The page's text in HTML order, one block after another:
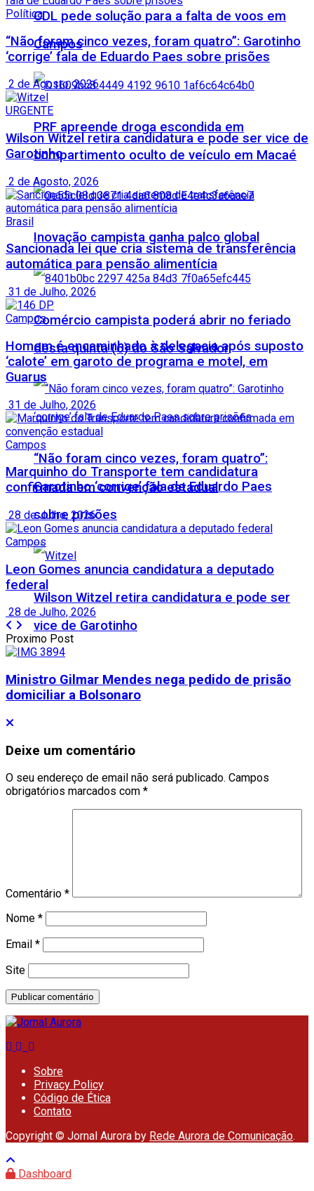
CDL pede solução para a falta de voos em
Campos
PRF apreende droga escondida em
compartimento oculto de veículo em Macaé
Inovação campista ganha palco global
Comércio campista poderá abrir no feriado
desta quinta (6) do São Salvador
“Não foram cinco vezes, foram quatro”:
Garotinho ‘corrige’ fala de Eduardo Paes
sobre prisões
Wilson Witzel retira candidatura e pode ser
vice de Garotinho
Política
“Não foram cinco vezes, foram quatro”: Garotinho
‘corrige’ fala de Eduardo Paes sobre prisões
2 de Agosto, 2026
URGENTE
Wilson Witzel retira candidatura e pode ser vice de
Garotinho
2 de Agosto, 2026
Brasil
Sancionada lei que cria sistema de transferência
automática para pensão alimentícia
31 de Julho, 2026
Campos
Homem é encaminhado à delegacia após suposto
‘calote’ em garoto de programa e motel, em
Guarus
31 de Julho, 2026
Campos
Marquinho do Transporte tem candidatura
confirmada em convenção estadual
28 de Julho, 2026
Campos
Leon Gomes anuncia candidatura a deputado
federal
28 de Julho, 2026
Proximo Post
Ministro Gilmar Mendes nega pedido de prisão
domiciliar a Bolsonaro
Deixe um comentário
O seu endereço de email não será publicado. Campos
obrigatórios marcados com *
Comentário *
Nome *
Email *
Site
Sobre
Privacy Policy
Código de Ética
Contato
Copyright © Jornal Aurora by Rede Aurora de Comunicação.
Dashboard